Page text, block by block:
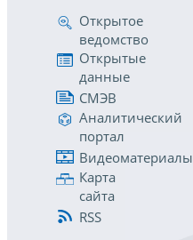
Открытое
ведомство
Открытые
данные
СМЭВ
Аналитический
портал
Видеоматериалы
Карта
сайта
RSS